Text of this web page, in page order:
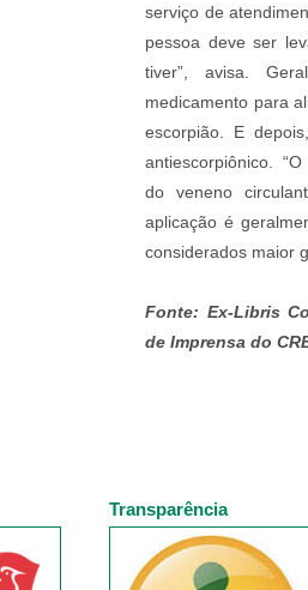
serviço de
pessoa deve ser
tiver”, avisa.
medicamento para
escorpião. E
antiescorpiônico.
do veneno
aplicação é
considerados maior
Fonte: Ex-Libris
de Imprensa do
Transparência